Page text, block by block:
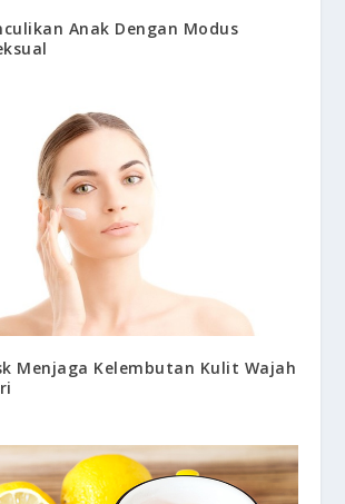
Anak Dengan Modus
Menjaga Kelembutan Kulit Wajah